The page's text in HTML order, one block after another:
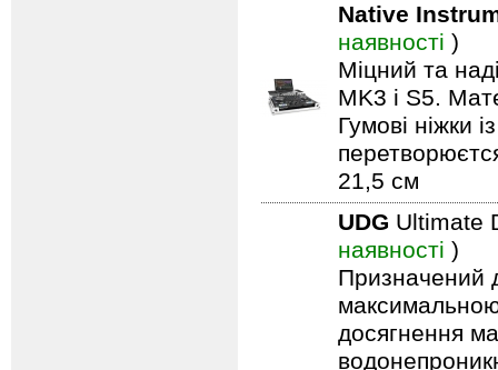
Native
наявності )
Міцний та
MK3 і S5.
Гумові ніжки
21,5 см
UDG Ultimate
наявності )
Призначений
досягнення